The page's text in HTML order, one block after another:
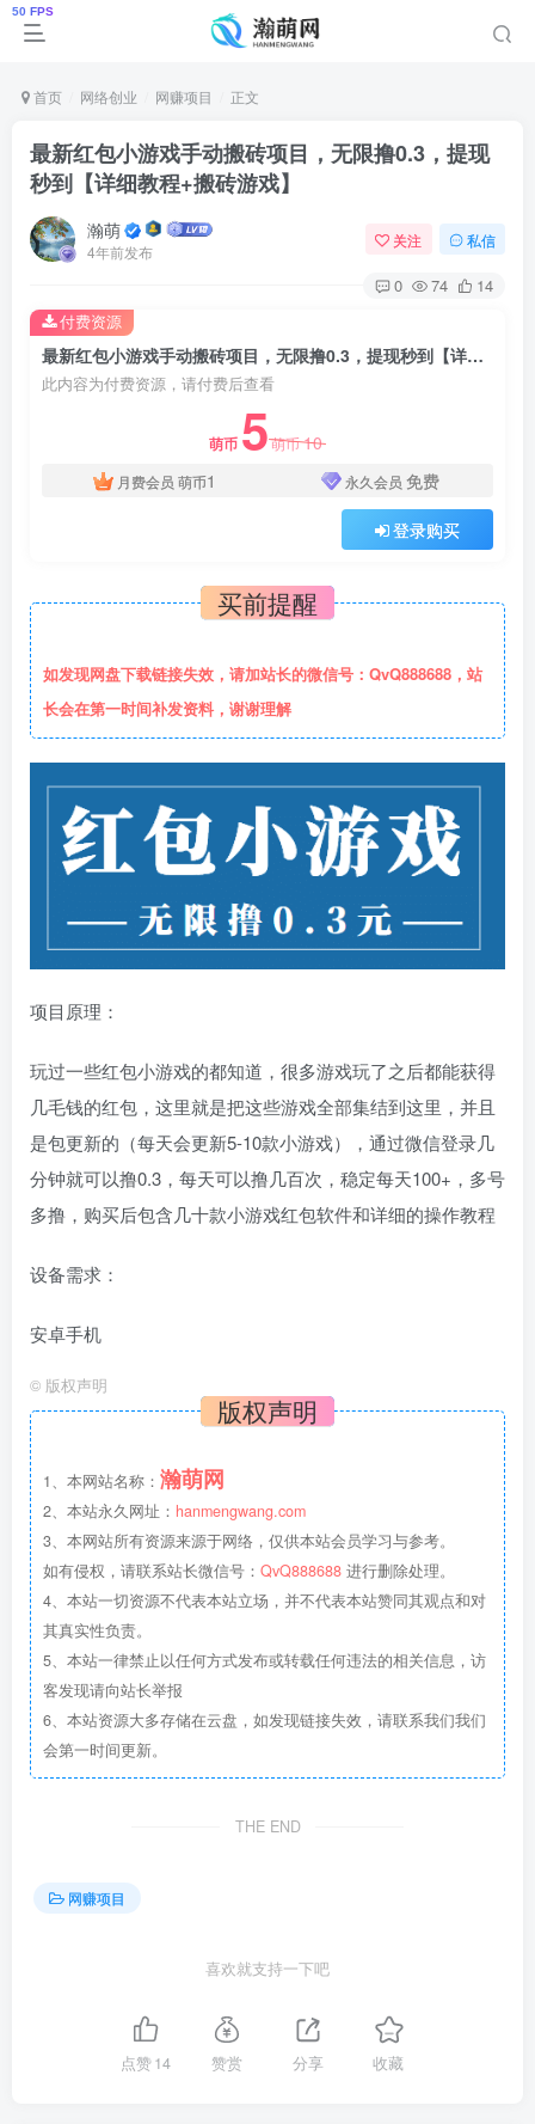
首页 网络创业 网赚项目 正文
最新红包小游戏手动搬砖项目，无限撸0.3，提现
秒到【详细教程+搬砖游戏】
瀚萌
4年前发布
关注 私信
0 74 14
最新红包小游戏手动搬砖项目，无限撸0.3，提现秒到【详细教程+搬砖游戏】
此内容为付费资源，请付费后查看
萌币 5萌币10
月费会员 萌币1 永久会员 免费
登录购买
付费资源
买前提醒
如发现网盘下载链接失效，请加站长的微信号：QvQ888688，站
长会在第一时间补发资料，谢谢理解
项目原理：
玩过一些红包小游戏的都知道，很多游戏玩了之后都能获得
几毛钱的红包，这里就是把这些游戏全部集结到这里，并且
是包更新的（每天会更新5-10款小游戏），通过微信登录几
分钟就可以撸0.3，每天可以撸几百次，稳定每天100+，多号
多撸，购买后包含几十款小游戏红包软件和详细的操作教程
设备需求：
安卓手机
© 版权声明
版权声明
1、本网站名称： 瀚萌网
2、本站永久网址： hanmengwang.com
3、本网站所有资源来源于网络，仅供本站会员学习与参考。
如有侵权，请联系站长微信号： QvQ888688 进行删除处理。
4、本站一切资源不代表本站立场，并不代表本站赞同其观点和对
其真实性负责。
5、本站一律禁止以任何方式发布或转载任何违法的相关信息，访
客发现请向站长举报
6、本站资源大多存储在云盘，如发现链接失效，请联系我们我们
会第一时间更新。
THE END
网赚项目
喜欢就支持一下吧
点赞14 赞赏 分享 收藏